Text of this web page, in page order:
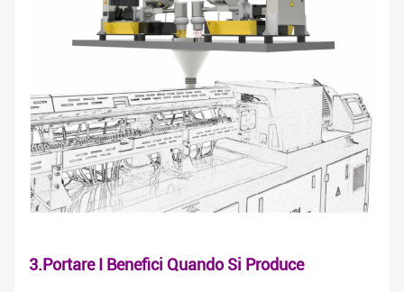
Invia
3.Portare I Benefici Quando Si Produce